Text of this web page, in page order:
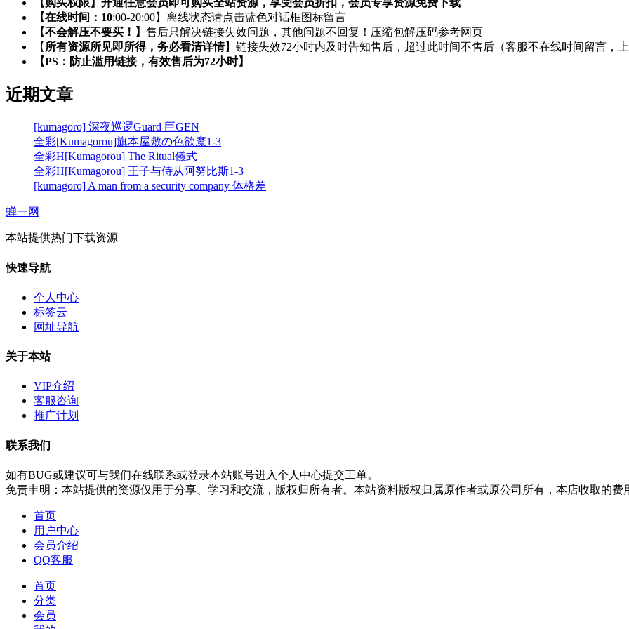
【购买权限】开通任意会员即可购买全站资源，享受会员折扣，会员专享资源免费下载
【在线时间：10:00-20:00】离线状态请点击蓝色对话框图标留言
【不会解压不要买！】 售后只解决链接失效问题，其他问题不回复！压缩包解压码参考网页
【 所有资源所见即所得，务必看清详情】链接失效72小时内及时告知售后，超过此时间不售后（客服不在线时间留言，上
【PS：防止滥用链接，有效售后为72小时】
近期文章
[kumagoro] 深夜巡逻Guard 巨GEN
全彩[Kumagorou]旗本屋敷の色欲魔1-3
全彩H[Kumagorou] The Ritual儀式
全彩H[Kumagorou] 王子与侍从阿努比斯1-3
[kumagoro] A man from a security company 体格差
蝉一网
本站提供热门下载资源
快速导航
个人中心
标签云
网址导航
关于本站
VIP介绍
客服咨询
推广计划
联系我们
如有BUG或建议可与我们在线联系或登录本站账号进入个人中心提交工单。
免责申明：本站提供的资源仅用于分享、学习和交流，版权归所有者。本站资料版权归属原作者或原公司所有，本店收取的费
首页
用户中心
会员介绍
QQ客服
首页
分类
会员